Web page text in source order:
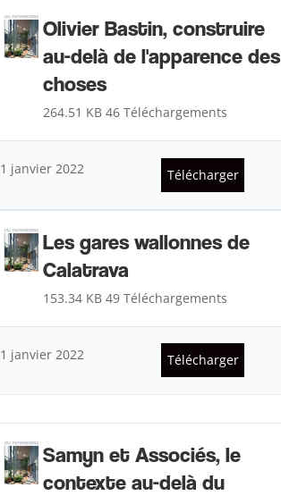
Olivier Bastin, construire
au-delà de l'apparence des
choses
264.51 KB 46 Téléchargements
1 janvier 2022 Télécharger
Les gares wallonnes de
Calatrava
153.34 KB 49 Téléchargements
1 janvier 2022 Télécharger
Samyn et Associés, le
contexte au-delà du